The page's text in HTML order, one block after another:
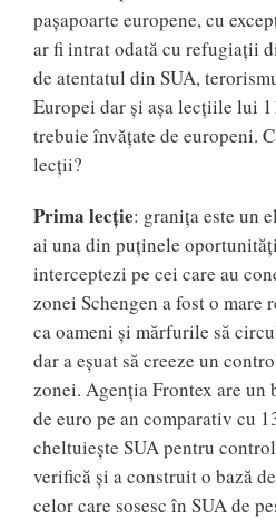
pașapoarte europene, cu
ar fi intrat odată cu refugiații
de atentatul din SUA,
Europei dar și așa lecțiile lui
trebuie învățate de europeni.
lecții?
Prima lecție: granița este un
ai una din puținele
interceptezi pe cei care au
zonei Schengen a fost o mare
ca oameni și mărfurile să
dar a eșuat să creeze un
zonei. Agenția Frontex are un
de euro pe an comparativ cu
cheltuiește SUA pentru
verifică și a construit o bază
celor care sosesc în SUA de